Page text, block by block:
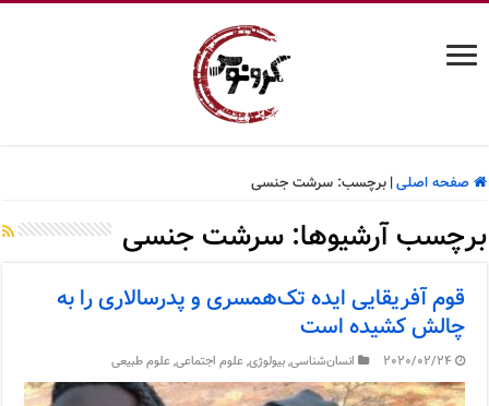
صفحه اصلی| برچسب:سرشت جنسی
برچسب آرشیوها:سرشت جنسی
قوم آفریقایی ایده تک‌همسری و پدرسالاری را به
چالش کشیده است
2020/02/24 انسان‌شناسی,بیولوژی,علوم اجتماعی,علوم طبیعی